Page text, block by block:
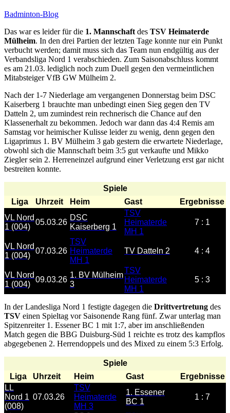
Badminton-Blog
Das war es leider für die 1. Mannschaft des TSV Heimaterde
Mülheim. In den drei Partien der letzten Tage konnte nur ein Punkt
verbucht werden; damit muss sich das Team nun endgültig aus der
Verbandsliga Nord 1 verabschieden. Zum Saisonabschluss kommt
es am 21.03. lediglich noch zum Duell gegen den vermeintlichen
Mitabsteiger VfB GW Mülheim 2.
Nach der 1-7 Niederlage am vergangenen Donnerstag beim DSC
Kaiserberg 1 brauchte man unbedingt einen Sieg gegen den TV
Datteln 2, um zumindest rein rechnerisch die Chance auf den
Klassenerhalt zu bekommen. Jedoch war dann das 4:4 Remis am
Samstag vor heimischer Kulisse leider zu wenig, denn gegen den
Ligaprimus 1. BV Mülheim 3 gab gestern die erwartete Niederlage,
obwohl sich die Mannschaft beim 3:5 gut verkaufte und Mikko
Ziegler sein 2. Herreneinzel aufgrund einer Verletzung erst gar nicht
bestreiten konnte.
Spiele
Liga
Uhrzeit Heim Gast
Ergebnisse
VL Nord
1 (004)
05.03.26
DSC
Kaiserberg 1
TSV
Heimaterde
MH 1
7 : 1
VL Nord
1 (004)
07.03.26
TSV
Heimaterde
MH 1
TV Datteln 2 4 : 4
VL Nord
1 (004)
09.03.26
1. BV Mülheim
3
TSV
Heimaterde
MH 1
5 : 3
In der Landesliga Nord 1 festigte dagegen die Drittvertretung des
TSV einen Spieltag vor Saisonende Rang fünf. Zwar unterlag man
Spitzenreiter 1. Essener BC 1 mit 1:7, aber im anschließenden
Match gegen die BBG Duisburg-Süd 1 reichte es trotz des kampflos
abgegebenen 2. Herrendoppels und des Mixed zu einem 5:3 Erfolg.
Spiele
Liga
Uhrzeit Heim Gast
Ergebnisse
LL
Nord 1
(008)
07.03.26
TSV
Heimaterde
MH 3
1. Essener
BC 1
1 : 7